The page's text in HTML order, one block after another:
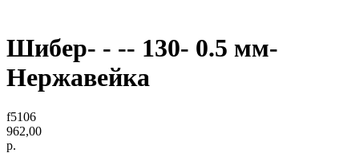
Шибер- - -- 130- 0.5 мм-
Нержавейка
f5106
962,00
р.